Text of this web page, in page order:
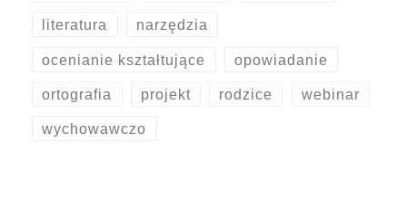
literatura narzędzia
ocenianie kształtujące opowiadanie
ortografia projekt rodzice webinar
wychowawczo